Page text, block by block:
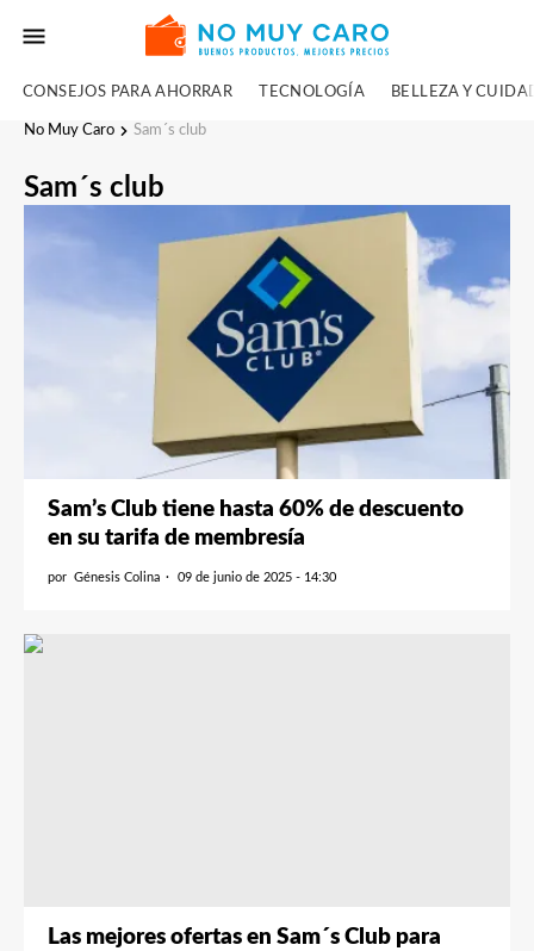
CONSEJOS PARA AHORRAR TECNOLOGÍA BELLEZA Y
No Muy Caro Sam´s club
Sam´s club
Sam’s Club tiene hasta 60% de descuento
en su tarifa de membresía
por Génesis Colina 09 de junio de 2025 - 14:30
Las mejores ofertas en Sam´s Club para